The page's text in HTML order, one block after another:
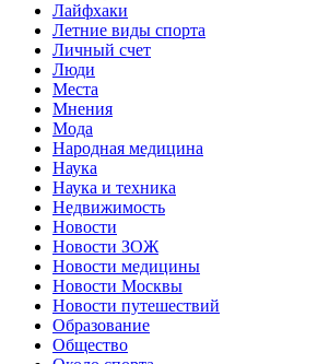
Лайфхаки
Летние виды спорта
Личный счет
Люди
Места
Мнения
Мода
Народная медицина
Наука
Наука и техника
Недвижимость
Новости
Новости ЗОЖ
Новости медицины
Новости Москвы
Новости путешествий
Образование
Общество